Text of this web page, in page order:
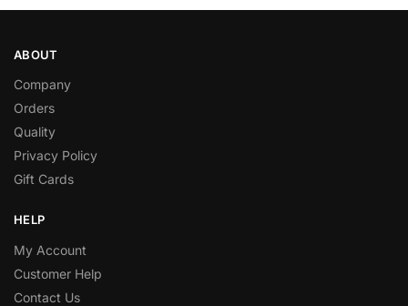
ABOUT
Company
Orders
Quality
Privacy Policy
Gift Cards
HELP
My Account
Customer Help
Contact Us